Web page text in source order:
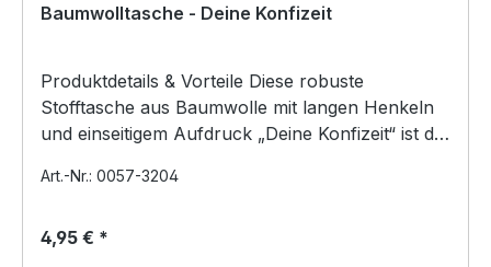
Baumwolltasche - Deine Konfizeit
Produktdetails & Vorteile Diese robuste
Stofftasche aus Baumwolle mit langen Henkeln
und einseitigem Aufdruck „Deine Konfizeit“ ist die
Art.-Nr.: 0057-3204
4,95 € *